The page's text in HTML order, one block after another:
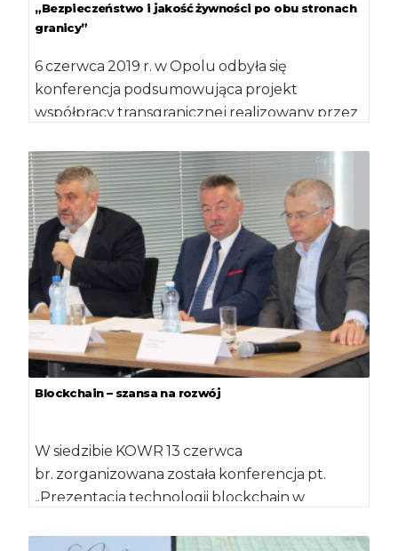
„Bezpieczeństwo i jakość żywności po obu stronach
granicy”
6 czerwca 2019 r. w Opolu odbyła się
konferencja podsumowująca projekt
współpracy transgranicznej realizowany przez
Rolno-Spożywczych […]
Blockchain – szansa na rozwój
W siedzibie KOWR 13 czerwca
br. zorganizowana została konferencja pt.
„Prezentacja technologii blockchain w
jakości żywności, ze szczególnym […]